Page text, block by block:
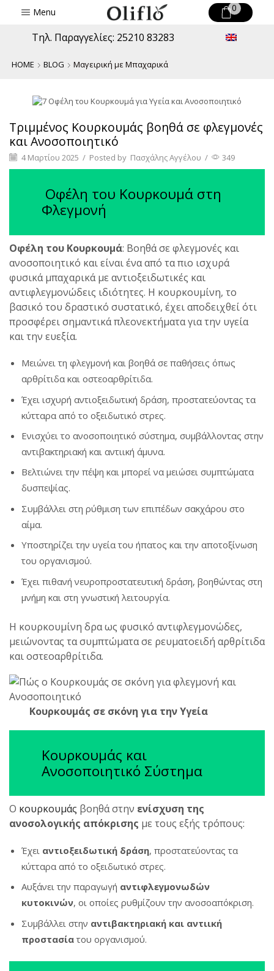
Menu 0
Τηλ. Παραγγελίες: 25210 83283
HOME BLOG Μαγειρική με Μπαχαρικά
Μαγειρική με Μπαχαρικά
Τριμμένος Κουρκουμάς βοηθά σε φλεγμονές
και Ανοσοποιητικό
4 Μαρτίου 2025 / Posted by Πασχάλης Αγγέλου / 349
Οφέλη του Κουρκουμά στη
Φλεγμονή
Οφέλη του Κουρκουμά: Βοηθά σε φλεγμονές και
ανοσοποιητικό και είναι ένα από τα πιο ισχυρά
φυσικά μπαχαρικά με αντιοξειδωτικές και
αντιφλεγμονώδεις ιδιότητες. Η κουρκουμίνη, το
βασικό του δραστικό συστατικό, έχει αποδειχθεί ότι
προσφέρει σημαντικά πλεονεκτήματα για την υγεία
και την ευεξία.
Μειώνει τη φλεγμονή και βοηθά σε παθήσεις όπως
αρθρίτιδα και οστεοαρθρίτιδα.
Έχει ισχυρή αντιοξειδωτική δράση, προστατεύοντας τα
κύτταρα από το οξειδωτικό στρες.
Ενισχύει το ανοσοποιητικό σύστημα, συμβάλλοντας στην
αντιβακτηριακή και αντιική άμυνα.
Βελτιώνει την πέψη και μπορεί να μειώσει συμπτώματα
δυσπεψίας.
Συμβάλλει στη ρύθμιση των επιπέδων σακχάρου στο
αίμα.
Υποστηρίζει την υγεία του ήπατος και την αποτοξίνωση
του οργανισμού.
Έχει πιθανή νευροπροστατευτική δράση, βοηθώντας στη
μνήμη και στη γνωστική λειτουργία.
Η κουρκουμίνη δρα ως φυσικό αντιφλεγμονώδες,
μειώνοντας τα συμπτώματα σε ρευματοειδή αρθρίτιδα
και οστεοαρθρίτιδα.
Κουρκουμάς σε σκόνη για την Υγεία
Κουρκουμάς και
Ανοσοποιητικό Σύστημα
Ο κουρκουμάς βοηθά στην ενίσχυση της
ανοσολογικής απόκρισης με τους εξής τρόπους:
Έχει αντιοξειδωτική δράση, προστατεύοντας τα
κύτταρα από το οξειδωτικό στρες.
Αυξάνει την παραγωγή αντιφλεγμονωδών
κυτοκινών, οι οποίες ρυθμίζουν την ανοσοαπόκριση.
Συμβάλλει στην αντιβακτηριακή και αντιική
προστασίατου οργανισμού.